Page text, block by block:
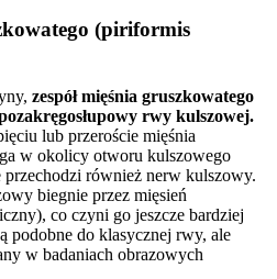
(piriformis
zespół mięśnia gruszkowatego
rwy kulszowej.
lub przeroście mięśnia
w okolicy otworu kulszowego
również nerw kulszowy.
biegnie przez mięsień
co czyni go jeszcze bardziej
podobne do klasycznej rwy, ale
w badaniach obrazowych